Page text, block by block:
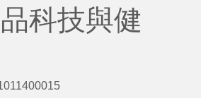
科技與健